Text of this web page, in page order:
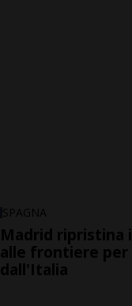
SPAGNA
Madrid ripristina
alle frontiere per
dall'Italia